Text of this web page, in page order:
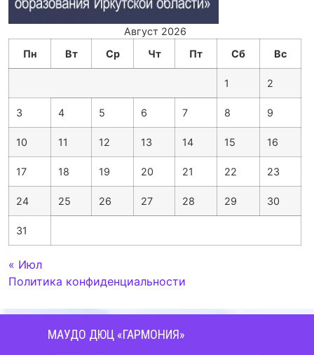
Август 2026
Пн
Вт Ср Чт Пт Сб Вс
1 2
3 4 5 6 7 8 9
10 11 12 13 14 15 16
17 18 19 20 21 22 23
24 25 26 27 28 29 30
31
« Июл
Политика конфиденциальности
МАУДО ДЮЦ «ГАРМОНИЯ»